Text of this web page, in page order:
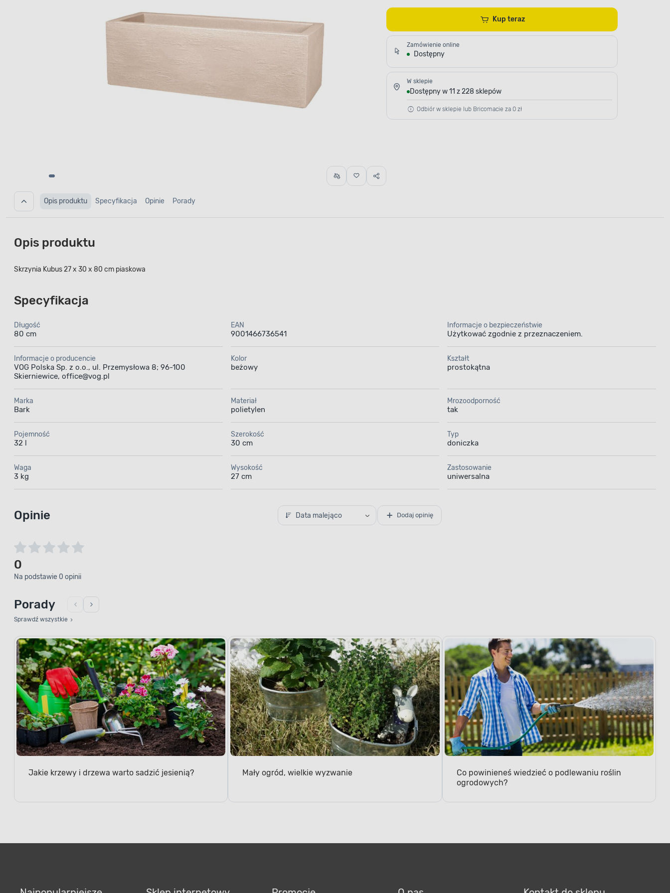
Kup teraz
Zamówienie online
Dostępny
W sklepie
Dostępny w 11 z 228 sklepów
Odbiór w sklepie lub Bricomacie za 0 zł
Opis produktu Specyfikacja Opinie Porady
Opis produktu
Skrzynia Kubus 27 x 30 x 80 cm piaskowa
Specyfikacja
Długość
80 cm
EAN
9001466736541
Informacje o bezpieczeństwie
Użytkować zgodnie z przeznaczeniem.
Informacje o producencie
VOG Polska Sp. z o.o., ul. Przemysłowa 8; 96-100
Skierniewice, office@vog.pl
Kolor
beżowy
Kształt
prostokątna
Marka
Bark
Materiał
polietylen
Mrozoodporność
tak
Pojemność
32 l
Szerokość
30 cm
Typ
doniczka
Waga
3 kg
Wysokość
27 cm
Zastosowanie
uniwersalna
Opinie Data malejąco Dodaj opinię
0
Na podstawie 0 opinii
Porady
Sprawdź wszystkie
Jakie krzewy i drzewa warto sadzić jesienią? Mały ogród, wielkie wyzwanie
Co powinieneś wiedzieć o podlewaniu roślin
ogrodowych?